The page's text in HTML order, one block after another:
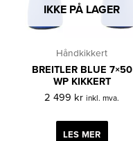
IKKE PÅ LAGER
Håndkikkert
BREITLER BLUE 7×50
WP KIKKERT
2 499 kr inkl. mva.
LES MER